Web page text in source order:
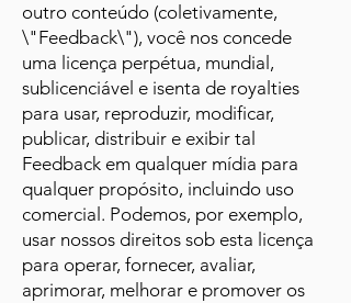
outro conteúdo (coletivamente,
\"Feedback\"), você nos concede
uma licença perpétua, mundial,
sublicenciável e isenta de royalties
para usar, reproduzir, modificar,
publicar, distribuir e exibir tal
Feedback em qualquer mídia para
qualquer propósito, incluindo uso
comercial. Podemos, por exemplo,
usar nossos direitos sob esta licença
para operar, fornecer, avaliar,
aprimorar, melhorar e promover os